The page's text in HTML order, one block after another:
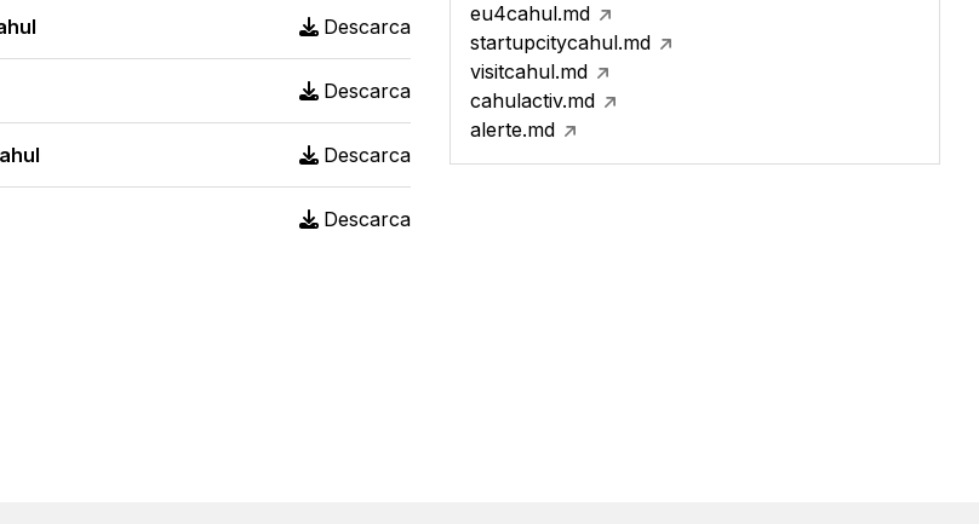
Descarca
Descarca
Descarca
Descarca
eu4cahul.md
startupcitycahul.md
visitcahul.md
cahulactiv.md
alerte.md